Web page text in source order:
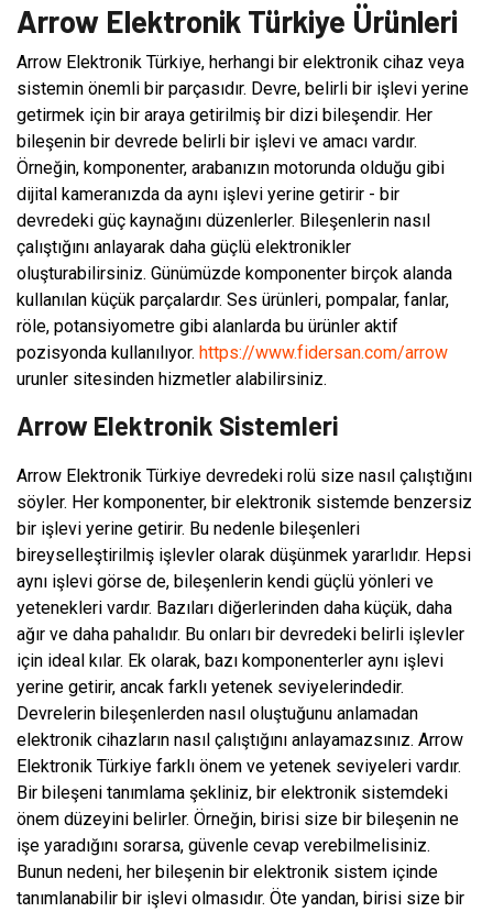
Arrow Elektronik Türkiye Ürünleri
Arrow Elektronik Türkiye, herhangi bir elektronik cihaz veya
sistemin önemli bir parçasıdır. Devre, belirli bir işlevi yerine
getirmek için bir araya getirilmiş bir dizi bileşendir. Her
bileşenin bir devrede belirli bir işlevi ve amacı vardır.
Örneğin, komponenter, arabanızın motorunda olduğu gibi
dijital kameranızda da aynı işlevi yerine getirir - bir
devredeki güç kaynağını düzenlerler. Bileşenlerin nasıl
çalıştığını anlayarak daha güçlü elektronikler
oluşturabilirsiniz. Günümüzde komponenter birçok alanda
kullanılan küçük parçalardır. Ses ürünleri, pompalar, fanlar,
röle, potansiyometre gibi alanlarda bu ürünler aktif
pozisyonda kullanılıyor. https://www.fidersan.com/arrow
urunler sitesinden hizmetler alabilirsiniz.
Arrow Elektronik Sistemleri
Arrow Elektronik Türkiye devredeki rolü size nasıl çalıştığını
söyler. Her komponenter, bir elektronik sistemde benzersiz
bir işlevi yerine getirir. Bu nedenle bileşenleri
bireyselleştirilmiş işlevler olarak düşünmek yararlıdır. Hepsi
aynı işlevi görse de, bileşenlerin kendi güçlü yönleri ve
yetenekleri vardır. Bazıları diğerlerinden daha küçük, daha
ağır ve daha pahalıdır. Bu onları bir devredeki belirli işlevler
için ideal kılar. Ek olarak, bazı komponenterler aynı işlevi
yerine getirir, ancak farklı yetenek seviyelerindedir.
Devrelerin bileşenlerden nasıl oluştuğunu anlamadan
elektronik cihazların nasıl çalıştığını anlayamazsınız. Arrow
Elektronik Türkiye farklı önem ve yetenek seviyeleri vardır.
Bir bileşeni tanımlama şekliniz, bir elektronik sistemdeki
önem düzeyini belirler. Örneğin, birisi size bir bileşenin ne
işe yaradığını sorarsa, güvenle cevap verebilmelisiniz.
Bunun nedeni, her bileşenin bir elektronik sistem içinde
tanımlanabilir bir işlevi olmasıdır. Öte yandan, birisi size bir